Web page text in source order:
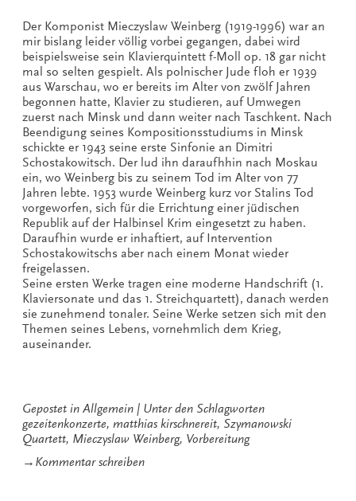
Der Komponist Mieczyslaw Weinberg (1919-1996) war an
mir bislang leider völlig vorbei gegangen, dabei wird
beispielsweise sein Klavierquintett f-Moll op. 18 gar nicht
mal so selten gespielt. Als polnischer Jude floh er 1939
aus Warschau, wo er bereits im Alter von zwölf Jahren
begonnen hatte, Klavier zu studieren, auf Umwegen
zuerst nach Minsk und dann weiter nach Taschkent. Nach
Beendigung seines Kompositionsstudiums in Minsk
schickte er 1943 seine erste Sinfonie an Dimitri
Schostakowitsch. Der lud ihn daraufhhin nach Moskau
ein, wo Weinberg bis zu seinem Tod im Alter von 77
Jahren lebte. 1953 wurde Weinberg kurz vor Stalins Tod
vorgeworfen, sich für die Errichtung einer jüdischen
Republik auf der Halbinsel Krim eingesetzt zu haben.
Daraufhin wurde er inhaftiert, auf Intervention
Schostakowitschs aber nach einem Monat wieder
freigelassen.
Seine ersten Werke tragen eine moderne Handschrift (1.
Klaviersonate und das 1. Streichquartett), danach werden
sie zunehmend tonaler. Seine Werke setzen sich mit den
Themen seines Lebens, vornehmlich dem Krieg,
auseinander.
Gepostet in Allgemein
Unter den Schlagworten
gezeitenkonzerte, matthias kirschnereit, Szymanowski
Quartett, Mieczyslaw Weinberg, Vorbereitung
→ Kommentar schreibenzu